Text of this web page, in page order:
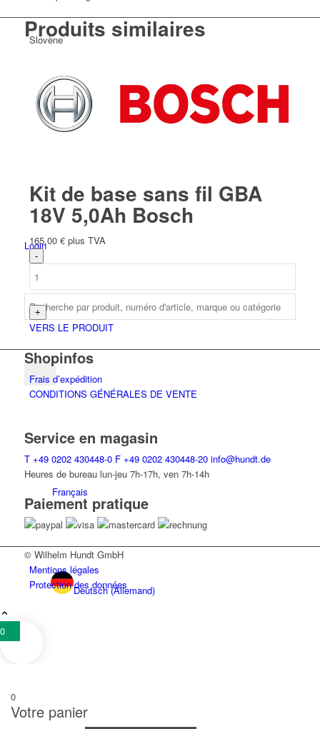
Slovène
Espagnol
Login
Français
Deutsch(Allemand)
Produits similaires
Kit de base sans fil GBA
18V 5,0Ah Bosch
165,00 € plus TVA
VERS LE PRODUIT
Shopinfos
Frais d’expédition
CONDITIONS GÉNÉRALES DE VENTE
Service en magasin
T +49 0202 430448-0 F +49 0202 430448-20 info@hundt.de
Heures de bureau lun-jeu 7h-17h, ven 7h-14h
Paiement pratique
© Wilhelm Hundt GmbH
Mentions légales
Protection des données
0
0
Votre panier